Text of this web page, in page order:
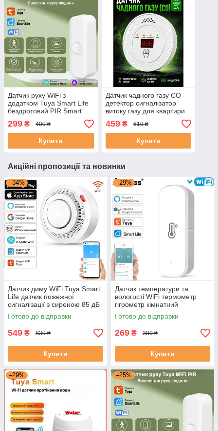
Датчик руху WiFi з
додатком Tuya Smart Life
бездротовий PIR Smart
299 ₴ 400 ₴
Купити
Датчик чадного газу CO
детектор сигналізатор
витоку газу для квартири
батарейках із
сигналізацією
459₴ 610 ₴
Купити
Акційні пропозиції та новинки
–34%
Датчик диму WiFi Tuya Smart
Life датчик пожежної
сигналізації з сиреною 85 дБ
детектор диму
Готово до відправки
549 ₴ 830 ₴
Купити
–29%
Датчик температури та
вологості WiFi термометр
гігрометр кімнатний
електронний градусник для
дому з підтримкою Tuya
Готово до відправки
269 ₴ 380 ₴
Купити
–29% –25%